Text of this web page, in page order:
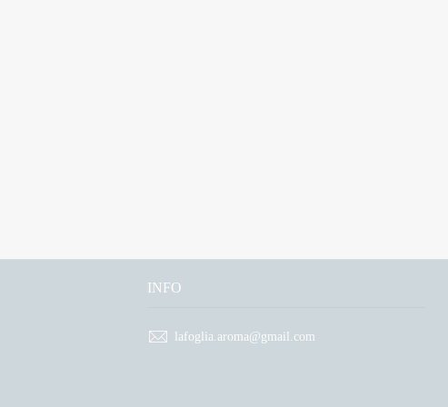
INFO
lafoglia.aroma@gmail.com